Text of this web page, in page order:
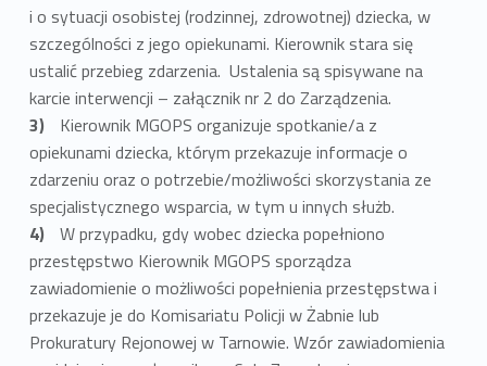
i o sytuacji osobistej (rodzinnej, zdrowotnej) dziecka, w
szczególności z jego opiekunami. Kierownik stara się
ustalić przebieg zdarzenia. Ustalenia są spisywane na
karcie interwencji – załącznik nr 2 do Zarządzenia.
Kierownik MGOPS organizuje spotkanie/a z
opiekunami dziecka, którym przekazuje informacje o
zdarzeniu oraz o potrzebie/możliwości skorzystania ze
specjalistycznego wsparcia, w tym u innych służb.
W przypadku, gdy wobec dziecka popełniono
przestępstwo Kierownik MGOPS sporządza
zawiadomienie o możliwości popełnienia przestępstwa i
przekazuje je do Komisariatu Policji w Żabnie lub
Prokuratury Rejonowej w Tarnowie. Wzór zawiadomienia